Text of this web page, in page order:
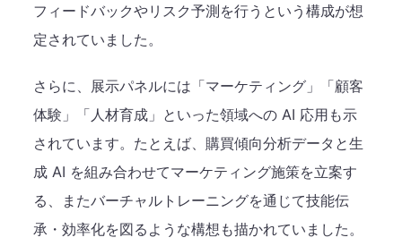
フィードバックやリスク予測を行うという構成が想
定されていました。
さらに、展示パネルには「マーケティング」「顧客
体験」「人材育成」といった領域への AI 応用も示
されています。たとえば、購買傾向分析データと生
成 AI を組み合わせてマーケティング施策を立案す
る、またバーチャルトレーニングを通じて技能伝
承・効率化を図るような構想も描かれていました。